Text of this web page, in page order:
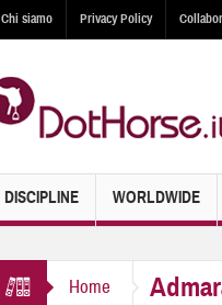
Chi siamo Privacy Policy
DISCIPLINE WORLDWIDE
Home